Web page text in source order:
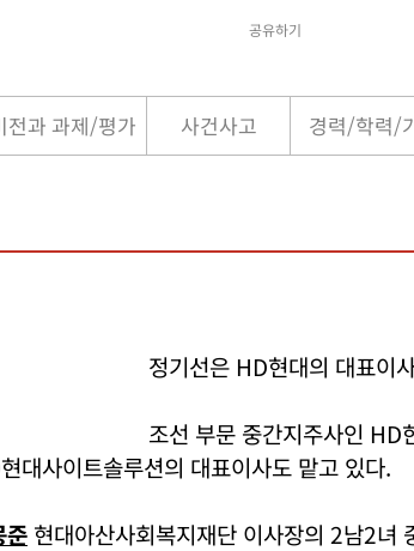
공유하기
전과 과제/평가 사건사고 경력/학력/
정기선은 HD현대의 대표이
조선 부문 중간지주사인 HD
대사이트솔루션의 대표이사도 맡고 있다.
준 현대아산사회복지재단 이사장의 2남2녀